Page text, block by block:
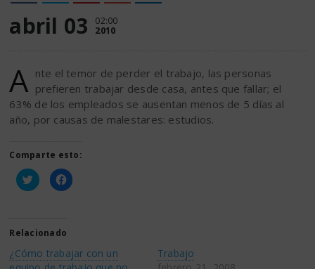
abril 03 02:00
2010
A nte el temor de perder el trabajo, las personas
prefieren trabajar desde casa, antes que fallar; el
63% de los empleados se ausentan menos de 5 días al
año, por causas de malestares: estudios.
Comparte esto:
Haz
clic
(Se
abre
una
ventana
Haz
clic
una
ventana
Relacionado
¿Cómo trabajar con un
Trabajo